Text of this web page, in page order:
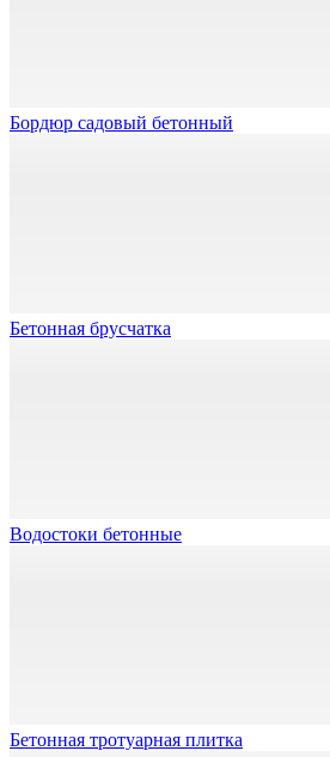
Бордюр садовый бетонный
Бетонная брусчатка
Водостоки бетонные
Бетонная тротуарная плитка